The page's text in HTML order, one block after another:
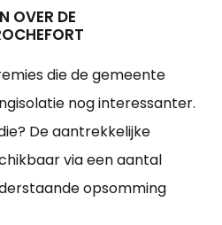
OVER DE
die de gemeente
nog interessanter.
De aantrekkelijke
via een aantal
opsomming